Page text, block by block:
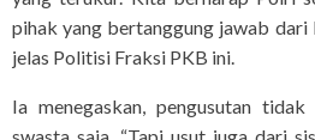
pihak yang bertanggung jawab dari
jelas Politisi Fraksi PKB ini.
Ia menegaskan, pengusutan